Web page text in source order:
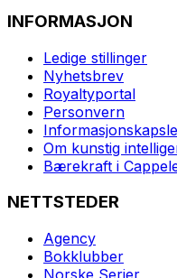
INFORMASJON
Ledige stillinger
Nyhetsbrev
Royaltyportal
Personvern
Om kunstig
Bærekraft i
NETTSTEDER
Agency
Bokklubber
Norske Serier